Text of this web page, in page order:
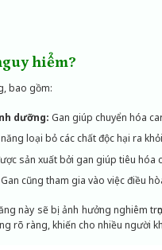
hiểm?
bao gồm:
dưỡng: Gan giúp chuyển hóa
loại bỏ các chất độc hại ra
sản xuất bởi gan giúp tiêu hóa
Gan cũng tham gia vào việc điều
này sẽ bị ảnh hưởng nghiêm
rõ ràng, khiến cho nhiều người